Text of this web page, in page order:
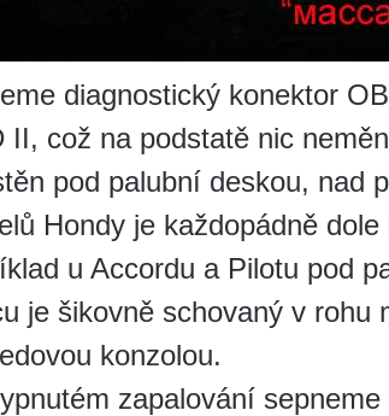
diagnostický konektor
II, což na podstatě nic
pod palubní deskou, nad
Hondy je každopádně
u Accordu a Pilotu pod
je šikovně schovaný v rohu
konzolou.
zapalování